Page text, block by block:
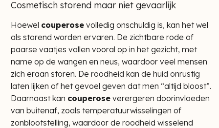
Cosmetisch storend maar niet gevaarlijk
Hoewel couperose volledig onschuldig is, kan het wel
als storend worden ervaren. De zichtbare rode of
paarse vaatjes vallen vooral op in het gezicht, met
name op de wangen en neus, waardoor veel mensen
zich eraan storen. De roodheid kan de huid onrustig
laten lijken of het gevoel geven dat men “altijd bloost”.
Daarnaast kan couperose verergeren doorinvloeden
van buitenaf, zoals temperatuurwisselingen of
zonblootstelling, waardoor de roodheid wisselend